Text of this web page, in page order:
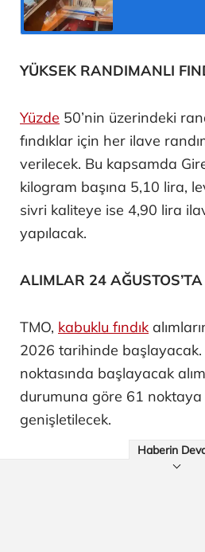
YÜKSEK RANDIMANLI
Yüzde 50’nin üzerindeki
fındıklar için her ilave
verilecek. Bu kapsamda
kilogram başına 5,10 lira,
sivri kaliteye ise 4,90 lira
yapılacak.
ALIMLAR 24
TMO, kabuklu fındık
2026 tarihinde başlayacak.
noktasında başlayacak
durumuna göre 61
genişletilecek.
Haberin